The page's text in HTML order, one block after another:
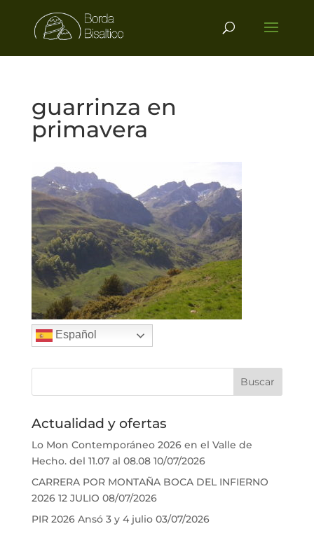
guarrinza en
primavera
Español
Actualidad y ofertas
Lo Mon Contemporáneo 2026 en el Valle de
Hecho. del 11.07 al 08.08 10/07/2026
CARRERA POR MONTAÑA BOCA DEL INFIERNO
2026 12 JULIO 08/07/2026
PIR 2026 Ansó 3 y 4 julio 03/07/2026